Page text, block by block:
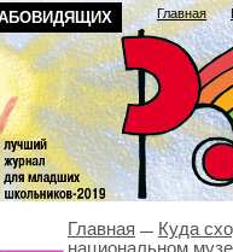
Главная
Главная Куда